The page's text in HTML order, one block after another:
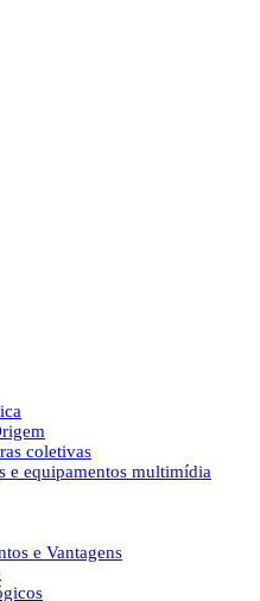
coletivas
e equipamentos multimídia
e Vantagens